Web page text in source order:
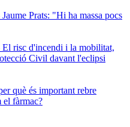
Prats: "Hi ha massa pocs
risc d'incendi i la mobilitat,
Civil davant l'eclipsi
què és important rebre
el fàrmac?